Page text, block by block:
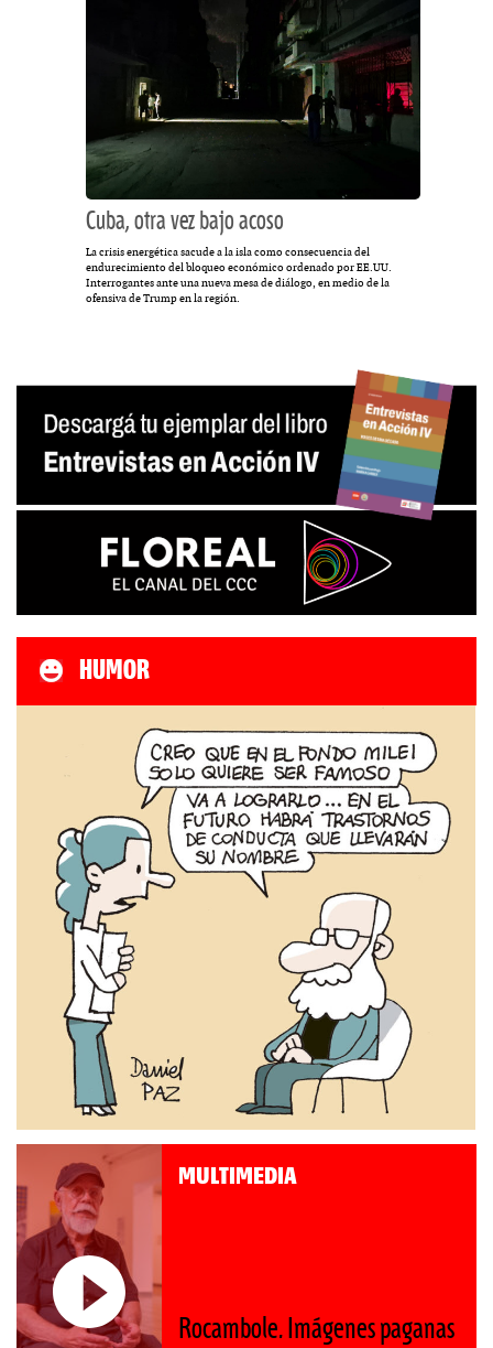
Cuba, otra vez bajo acoso
La crisis energética sacude a la isla como consecuencia del
endurecimiento del bloqueo económico ordenado por EE.UU.
Interrogantes ante una nueva mesa de diálogo, en medio de la
ofensiva de Trump en la región.
HUMOR
MULTIMEDIA
Rocambole. Imágenes paganas